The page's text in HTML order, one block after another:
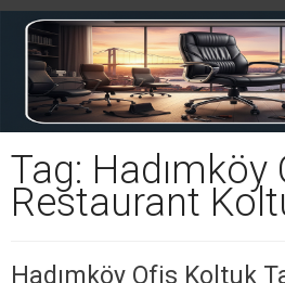
Tag: Hadımköy
Restaurant
Hadımköy Ofis Koltuk